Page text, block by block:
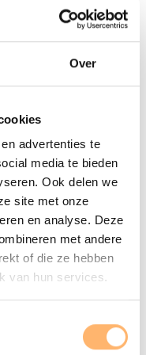
Over
advertenties te
media te bieden
Ook delen we
site met onze
en analyse. Deze
met andere
of die ze hebben
van hun services.